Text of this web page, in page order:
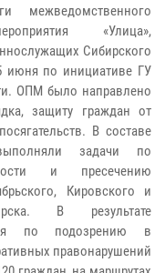
межведомственного
«Улица»,
Сибирского
июня по инициативе ГУ
ОПМ было направлено
защиту граждан от
В составе
задачи по
и пресечению
Кировского и
В результате
по подозрению в
правонарушений